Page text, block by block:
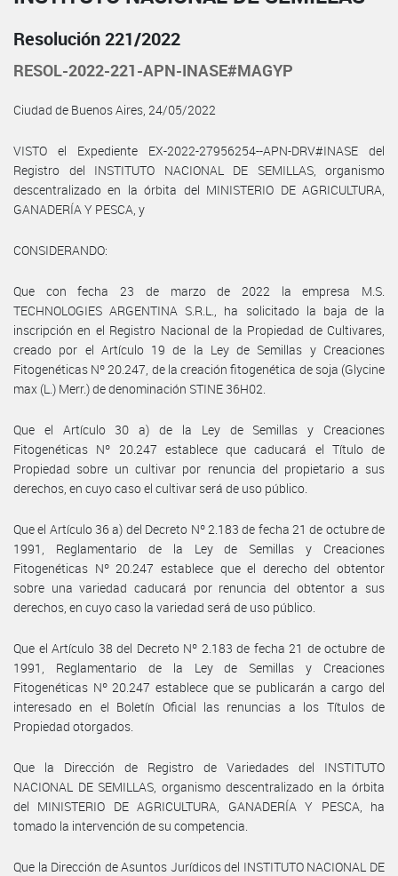
Resolución 221/2022
RESOL-2022-221-APN-INASE#MAGYP
Ciudad de Buenos Aires, 24/05/2022
VISTO el Expediente EX-2022-27956254--APN-DRV#INASE del
Registro del INSTITUTO NACIONAL DE SEMILLAS, organismo
descentralizado en la órbita del MINISTERIO DE AGRICULTURA,
GANADERÍA Y PESCA, y
CONSIDERANDO:
Que con fecha 23 de marzo de 2022 la empresa M.S.
TECHNOLOGIES ARGENTINA S.R.L., ha solicitado la baja de la
inscripción en el Registro Nacional de la Propiedad de Cultivares,
creado por el Artículo 19 de la Ley de Semillas y Creaciones
Fitogenéticas Nº 20.247, de la creación fitogenética de soja (Glycine
max (L.) Merr.) de denominación STINE 36H02.
Que el Artículo 30 a) de la Ley de Semillas y Creaciones
Fitogenéticas Nº 20.247 establece que caducará el Título de
Propiedad sobre un cultivar por renuncia del propietario a sus
derechos, en cuyo caso el cultivar será de uso público.
Que el Artículo 36 a) del Decreto Nº 2.183 de fecha 21 de octubre de
1991, Reglamentario de la Ley de Semillas y Creaciones
Fitogenéticas Nº 20.247 establece que el derecho del obtentor
sobre una variedad caducará por renuncia del obtentor a sus
derechos, en cuyo caso la variedad será de uso público.
Que el Artículo 38 del Decreto Nº 2.183 de fecha 21 de octubre de
1991, Reglamentario de la Ley de Semillas y Creaciones
Fitogenéticas Nº 20.247 establece que se publicarán a cargo del
interesado en el Boletín Oficial las renuncias a los Títulos de
Propiedad otorgados.
Que la Dirección de Registro de Variedades del INSTITUTO
NACIONAL DE SEMILLAS, organismo descentralizado en la órbita
del MINISTERIO DE AGRICULTURA, GANADERÍA Y PESCA, ha
tomado la intervención de su competencia.
Que la Dirección de Asuntos Jurídicos del INSTITUTO NACIONAL DE